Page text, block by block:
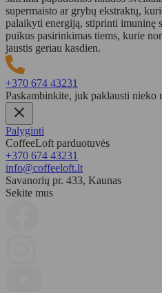
supermaisto ar grybų ekstraktų,
palaikyti energiją, stiprinti imuninę
puikus pasirinkimas tiems, kurie
jaustis geriau kasdien.
+370 674 43231
Paskambinkite, juk paklausti nieko
Palyginti
CoffeeLoft parduotuvės
+370 674 43231
info@coffeeloft.lt
Savanorių pr. 433, Kaunas
Sekite mus